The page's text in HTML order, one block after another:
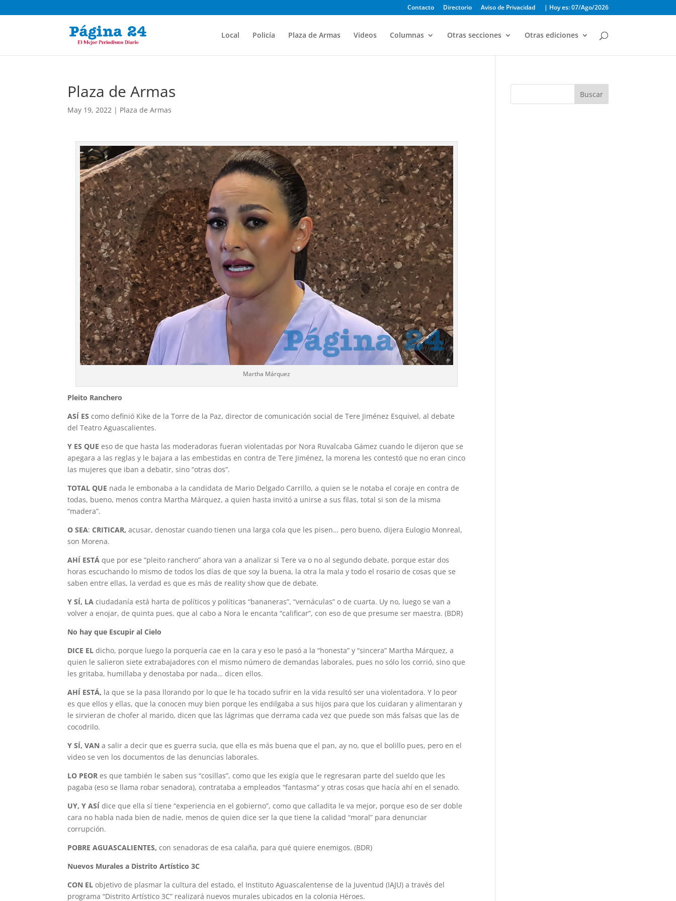
Contacto Directorio Aviso de Privacidad | Hoy es: 07/Ago/2026
Local Policía Plaza de Armas Videos Columnas Otras secciones Otras ediciones
Plaza de Armas
May 19, 2022 | Plaza de Armas
Martha Márquez
Pleito Ranchero
ASÍ EScomo definió Kike de la Torre de la Paz, director de comunicación social de Tere Jiménez Esquivel, al debate
del Teatro Aguascalientes.
Y ES QUEeso de que hasta las moderado­ras fueran violentadas por Nora Ruvalcaba Gámez cuando le dijeron que se
apegara a las reglas y le bajara a las embestidas en contra de Tere Jiménez, la morena les contestó que no eran cinco
las mujeres que iban a debatir, sino “otras dos”.
TOTAL QUE nada le embonaba a la can­didata de Mario Delgado Carrillo, a quien se le notaba el coraje en contra de
todas, bueno, menos contra Martha Márquez, a quien hasta invitó a unirse a sus filas, total si son de la misma
“madera”.
O SEA:CRITICAR,acusar, denostar cuando tienen una larga cola que les pisen… pero bueno, dijera Eulogio Monreal,
son Morena.
AHÍ ESTÁque por ese “pleito ranche­ro” ahora van a analizar si Tere va o no al segundo debate, porque estar dos
horas escuchando lo mismo de todos los días de que soy la buena, la otra la mala y todo el rosario de cosas que se
saben entre ellas, la verdad es que es más de reality show que de debate.
Y SÍ, LAciudadanía está harta de polí­ticos y políticas “bananeras”, “vernáculas” o de cuarta. Uy no, luego se van a
volver a enojar, de quinta pues, que al cabo a Nora le encanta “calificar”, con eso de que presume ser maestra. (BDR)
No hay que Escupir al Cielo
DICE ELdicho, porque luego la porque­ría cae en la cara y eso le pasó a la “honesta” y “sincera” Martha Márquez, a
quien le salieron siete extrabajadores con el mismo número de demandas laborales, pues no sólo los corrió, sino que
les gritaba, humillaba y denostaba por nada… dicen ellos.
AHÍ ESTÁ, la que se la pasa llorando por lo que le ha tocado sufrir en la vida resultó ser una violentadora. Y lo peor
es que ellos y ellas, que la conocen muy bien porque les endilgaba a sus hijos para que los cuidaran y alimentaran y
le sirvieran de chofer al marido, dicen que las lágrimas que derrama cada vez que puede son más falsas que las de
cocodrilo.
Y SÍ, VANa salir a decir que es guerra su­cia, que ella es más buena que el pan, ay no, que el bolillo pues, pero en el
video se ven los documentos de las denuncias laborales.
LO PEORes que también le saben sus “cosillas”, como que les exigía que le re­gresaran parte del sueldo que les
pagaba (eso se llama robar senadora), contrataba a empleados “fantasma” y otras cosas que hacía ahí en el senado.
UY, Y ASÍdice que ella sí tiene “expe­riencia en el gobierno”, como que calladita le va mejor, porque eso de ser doble
cara no habla nada bien de nadie, menos de quien dice ser la que tiene la calidad “moral” para denunciar
corrupción.
POBRE AGUASCALIENTES,con senadoras de esa calaña, para qué quiere enemigos. (BDR)
Nuevos Murales a Distrito Artístico 3C
CON ELobjetivo de plasmar la cultura del estado, el Instituto Aguascalentense de la Juventud (IAJU) a través del
programa “Distrito Artístico 3C” realizará nuevos murales ubicados en la colonia Héroes.
Buscar